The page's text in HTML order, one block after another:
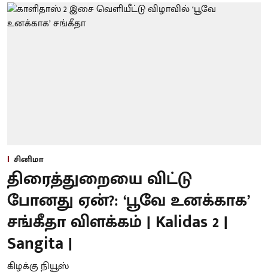
சினிமா
திரைத்துறையை விட்டு
போனது ஏன்?: ‘பூவே உனக்காக’
சங்கீதா விளக்கம் | Kalidas 2 |
Sangita |
கிழக்கு நியூஸ்